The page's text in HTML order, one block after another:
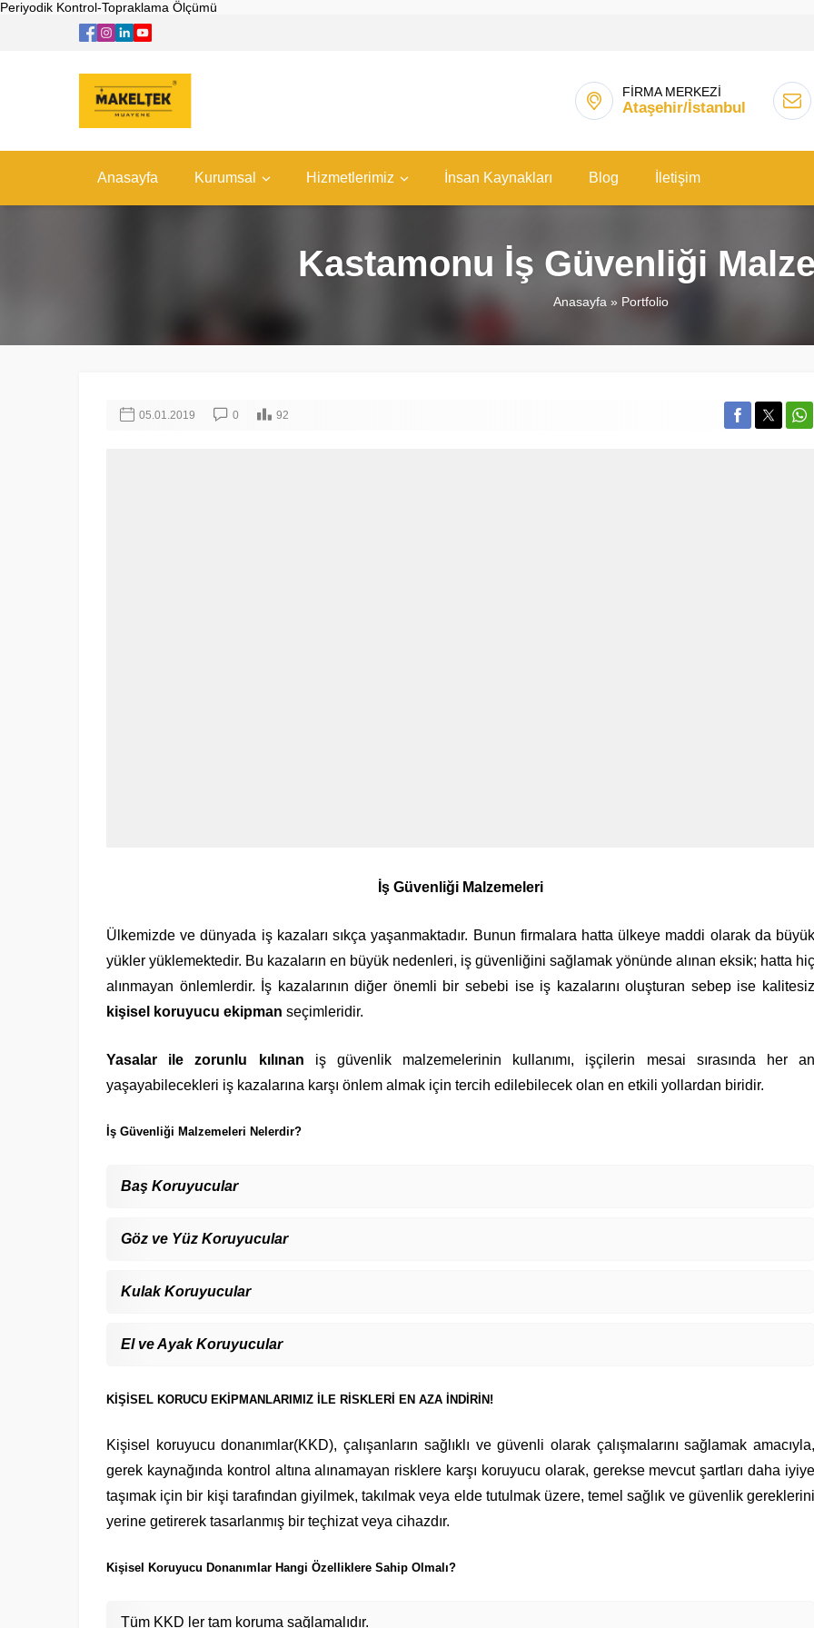
Periyodik Kontrol-Topraklama Ölçümü
FİRMA MERKEZİ
Ataşehir/İstanbul
Anasayfa Kurumsal Hizmetlerimiz İnsan Kaynakları Blog İletişim
Kastamonu İş Güvenliği
Anasayfa » Portfolio
05.01.2019 0 92
İş Güvenliği Malzemeleri
Ülkemizde ve dünyada iş kazaları sıkça yaşanmaktadır. Bunun firmalara hatta ülkeye maddi olarak da büyük
yükler yüklemektedir. Bu kazaların en büyük nedenleri, iş güvenliğini sağlamak yönünde alınan eksik; hatta hiç
alınmayan önlemlerdir. İş kazalarının diğer önemli bir sebebi ise iş kazalarını oluşturan sebep ise kalitesiz
kişisel koruyucu ekipman seçimleridir.
Yasalar ile zorunlu kılınan iş güvenlik malzemelerinin kullanımı, işçilerin mesai sırasında her an
yaşayabilecekleri iş kazalarına karşı önlem almak için tercih edilebilecek olan en etkili yollardan biridir.
İş Güvenliği Malzemeleri Nelerdir?
Baş Koruyucular
Göz ve Yüz Koruyucular
Kulak Koruyucular
El ve Ayak Koruyucular
KİŞİSEL KORUCU EKİPMANLARIMIZ İLE RİSKLERİ EN AZA İNDİRİN!
Kişisel koruyucu donanımlar(KKD), çalışanların sağlıklı ve güvenli olarak çalışmalarını sağlamak amacıyla,
gerek kaynağında kontrol altına alınamayan risklere karşı koruyucu olarak, gerekse mevcut şartları daha iyiye
taşımak için bir kişi tarafından giyilmek, takılmak veya elde tutulmak üzere, temel sağlık ve güvenlik gereklerini
yerine getirerek tasarlanmış bir teçhizat veya cihazdır.
Kişisel Koruyucu Donanımlar Hangi Özelliklere Sahip Olmalı?
Tüm KKD ler tam koruma sağlamalıdır.